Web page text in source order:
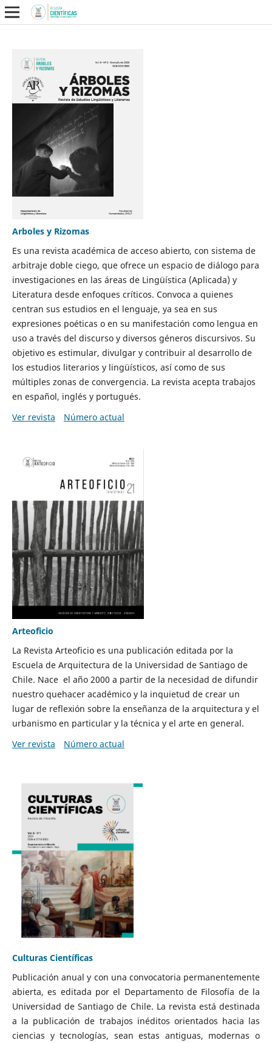
Arboles y Rizomas
Es una revista académica de acceso abierto, con sistema de
arbitraje doble ciego, que ofrece un espacio de diálogo para
investigaciones en las áreas de Lingüística (Aplicada) y
Literatura desde enfoques críticos. Convoca a quienes
centran sus estudios en el lenguaje, ya sea en sus
expresiones poéticas o en su manifestación como lengua en
uso a través del discurso y diversos géneros discursivos. Su
objetivo es estimular, divulgar y contribuir al desarrollo de
los estudios literarios y lingüísticos, así como de sus
múltiples zonas de convergencia. La revista acepta trabajos
en español, inglés y portugués.
Ver revista
Número actual
Arteoficio
La Revista Arteoficio es una publicación editada por la
Escuela de Arquitectura de la Universidad de Santiago de
Chile. Nace el año 2000 a partir de la necesidad de difundir
nuestro quehacer académico y la inquietud de crear un
lugar de reflexión sobre la enseñanza de la arquitectura y el
urbanismo en particular y la técnica y el arte en general.
Ver revista
Número actual
Culturas Científicas
Publicación anual y con una convocatoria permanentemente
abierta, es editada por el Departamento de Filosofía de la
Universidad de Santiago de Chile. La revista está destinada
a la publicación de trabajos inéditos orientados hacia las
ciencias y tecnologías, sean estas antiguas, modernas o